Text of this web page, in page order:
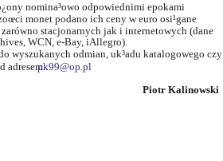
nomina³owo odpowiednimi epokami
monet podano ich ceny w euro osi¹gane
stacjonarnych jak i internetowych (dane
WCN, e-Bay, iAllegro).
wyszukanych odmian, uk³adu katalogowego
adresem pk99@op.pl
Piotr Kalinowski